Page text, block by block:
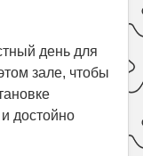
день для
зале, чтобы
достойно